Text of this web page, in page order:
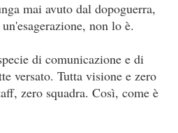
mai avuto dal dopoguerra,
non lo è.
di comunicazione e di
versato. Tutta visione e zero
zero squadra. Così, come è